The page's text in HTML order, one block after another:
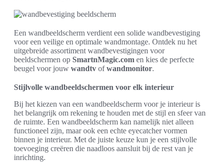
Een wandbeeldscherm verdient een solide wandbevestiging
voor een veilige en optimale wandmontage. Ontdek nu het
uitgebreide assortiment wandbevestigingen voor
beeldschermen op SmartnMagic.com en kies de perfecte
beugel voor jouw wandtv ofwandmonitor.
Stijlvolle wandbeeldschermen voor elk interieur
Bij het kiezen van een wandbeeldscherm voor je interieur is
het belangrijk om rekening te houden met de stijl en sfeer van
de ruimte. Een wandbeeldscherm kan namelijk niet alleen
functioneel zijn, maar ook een echte eyecatcher vormen
binnen je interieur. Met de juiste keuze kun je een stijlvolle
toevoeging creëren die naadloos aansluit bij de rest van je
inrichting.